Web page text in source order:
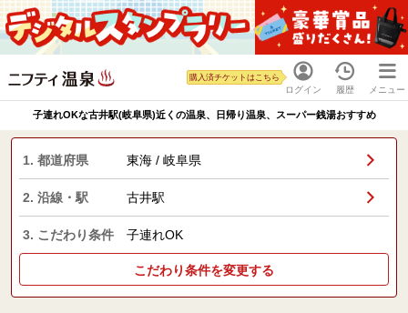
ログイン
購入済チケットはこちら
履歴 メニュー
子連れOKな古井駅(岐阜県)近くの温泉、日帰り温泉、スーパー銭湯おすすめ
1. 都道府県 東海 / 岐阜県
2. 沿線・駅 古井駅
3. こだわり条件 子連れOK
こだわり条件を変更する